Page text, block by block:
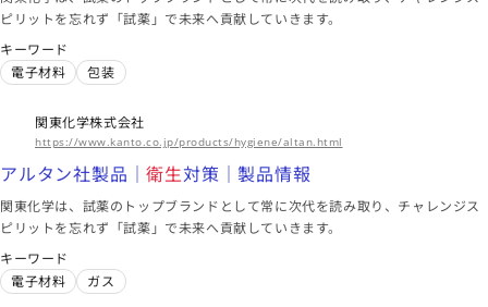
パームアレンソフト｜ 衛生対策｜製品情報
電子材料 ガス
アジア、北米、欧州
このメーカーに絞り込む（7）
東京都
リンテック株式会社
食品業界に最適なラベル素材 │ ラベル・シール素材はリンテ
ピリットを忘れず「試薬」で未来へ貢献していきます。
キーワード
電子材料
包装
関東化学株式会社
https://www.kanto.co.jp/products/hygiene/altan.html
アルタン社製品｜衛生対策｜製品情報
関東化学は、試薬のトップブランドとして常に次代を読み取り、チャレンジス
ピリットを忘れず「試薬」で未来へ貢献していきます。
キーワード
電子材料
ガス